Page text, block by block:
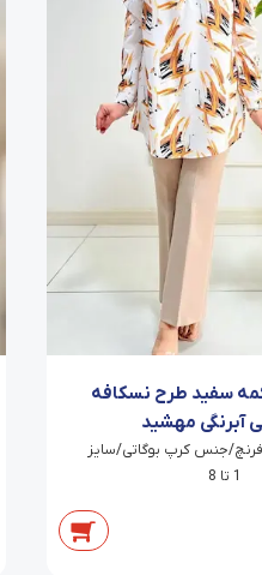
سفید طرح نسکافه
آبرنگی مهشید
جنس کرپ بوگاتی/سایز
1 تا 8